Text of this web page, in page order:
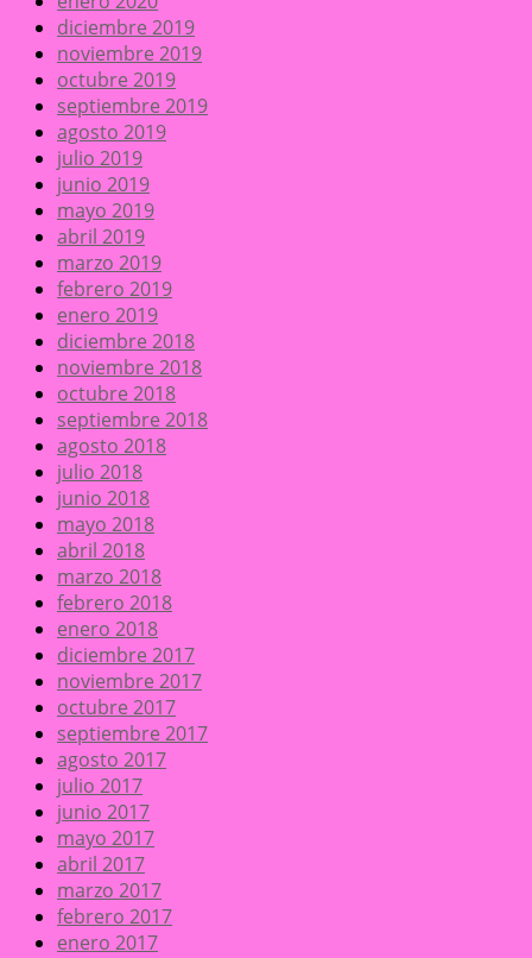
diciembre 2019
noviembre 2019
octubre 2019
septiembre 2019
agosto 2019
julio 2019
junio 2019
mayo 2019
abril 2019
marzo 2019
febrero 2019
enero 2019
diciembre 2018
noviembre 2018
octubre 2018
septiembre 2018
agosto 2018
julio 2018
junio 2018
mayo 2018
abril 2018
marzo 2018
febrero 2018
enero 2018
diciembre 2017
noviembre 2017
octubre 2017
septiembre 2017
agosto 2017
julio 2017
junio 2017
mayo 2017
abril 2017
marzo 2017
febrero 2017
enero 2017